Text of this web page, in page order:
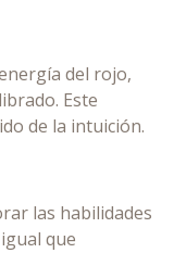
del rojo,
Este
de la intuición.
las habilidades
que